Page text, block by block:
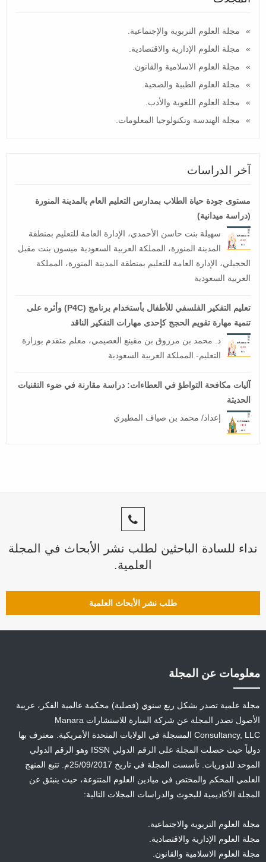
مجلة العلوم التربوية والإجتماعية.
مجلة العلوم الإدارية والاقتصادية.
مجلة العلوم الاسلامية والقانون.
مجلة العلوم الطبية والصحية.
مجلة العلوم اللغوية والأدب.
مجلة الهندسة وتكنولوجيا المعلومات.
آخر الدراسات
مستوى جودة حياة الطلاب بمدارس التعليم العام بالمدينة المنورة
(دراسة ميدانية)
سهيلة بنت حاسن الأحمدي، الإدارة العامة للتعليم بمنطقة
المدينة المنورة، المملكة العربية السعودية ميسون بنت مقبل
الحجيلي، الإدارة العامة للتعليم بمنطقة المدينة المنورة، المملكة
العربية السعودية
تعليم التفكير الفلسفي للأطفال بأستخدام برنامج (P4C) وأثره على
تنمية مهارة تقويم الحجج كإحدى مهارات التفكير الناقد
د. محمد بن مرزوق بن مقينع العصيمي، معلم متقدم بوزارة
التعليم- المملكة العربية السعودية
آليات مكافحة التواطؤ في العطاءات: دراسة مقارنة في ضوء التقنيات
الحديثة
إعداد/ محمد بن صياف المطيري
نداء للسادة الباحثين لطلب نشر الأبحاث في المجلة
العلمية.
طلب نشر الأبحاث العلمية
معلومات عن المجلة
مجلة علمية تصدر بشكل ربع سنوي (فصلية) محكمة عالمية الفكر، عربية
الأصول تصدر المجلة عن شركة المنارة للاستشارات Manara
Consultancy, LLC المسجلة في الولايات المتحدة الأمريكية. معترف بها
دولياً حيث حصلت المجلة على الرقم الدولي ISSN وهو الرقم الدولي
الموحد للدوريات. تأسست المجلة في تاريخ 25/09/2017م. تتبع المنهج
العلمي المحكم والمختص في ميادين العلوم المتنوعة، حيث ينبثق عن
المجلة الأكاديمية للبحوث والدراسات المجلات التالية:
مجلة العلوم التربوية والاجتماعية.
مجلة العلوم الإدارية والاقتصادية.
مجلة العلوم الاسلامية والقانون.